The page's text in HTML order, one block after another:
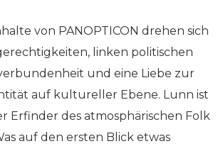
von PANOPTICON drehen sich
linken politischen
und eine Liebe zur
auf kultureller Ebene. Lunn ist
Erfinder des atmosphärischen Folk
auf den ersten Blick etwas